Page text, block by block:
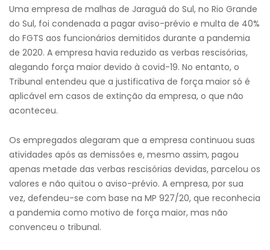
Uma empresa de malhas de Jaraguá do Sul, no Rio Grande
do Sul, foi condenada a pagar aviso-prévio e multa de 40%
do FGTS aos funcionários demitidos durante a pandemia
de 2020. A empresa havia reduzido as verbas rescisórias,
alegando força maior devido à covid-19. No entanto, o
Tribunal entendeu que a justificativa de força maior só é
aplicável em casos de extinção da empresa, o que não
aconteceu.
Os empregados alegaram que a empresa continuou suas
atividades após as demissões e, mesmo assim, pagou
apenas metade das verbas rescisórias devidas, parcelou os
valores e não quitou o aviso-prévio. A empresa, por sua
vez, defendeu-se com base na MP 927/20, que reconhecia
a pandemia como motivo de força maior, mas não
convenceu o tribunal.